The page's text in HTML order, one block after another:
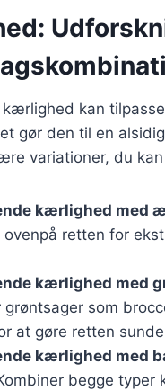
kan
gør den til en
variationer, du
kærlighed med
retten for
kærlighed med
grøntsager som
at gøre retten
kærlighed med
begge typer